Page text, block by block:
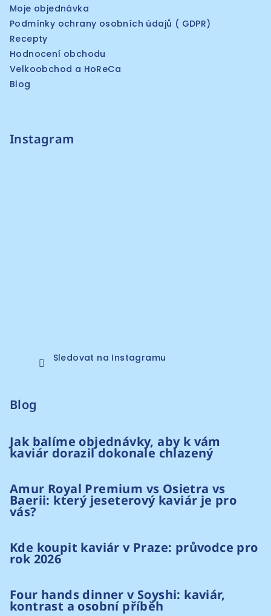
Moje objednávka
Podmínky ochrany osobních údajů ( GDPR)
Recepty
Hodnocení obchodu
Velkoobchod a HoReCa
Blog
Instagram
Sledovat na Instagramu
Blog
Jak balíme objednávky, aby k vám
kaviár dorazil dokonale chlazený
Amur Royal Premium vs Osietra vs
Baerii: který jeseterový kaviár je pro
vás?
Kde koupit kaviár v Praze: průvodce pro
rok 2026
Four hands dinner v Soyshi: kaviár,
kontrast a osobní příběh